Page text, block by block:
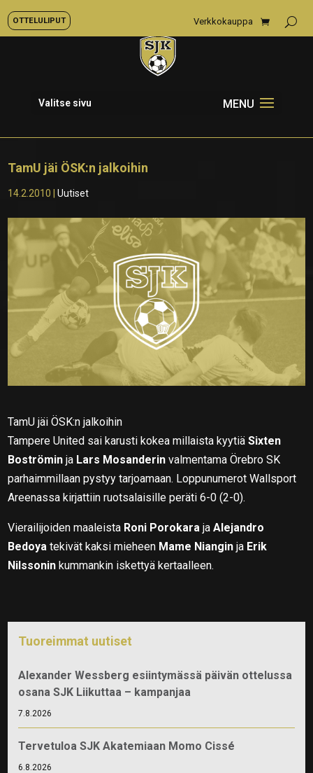
OTTELULIPUT Verkkokauppa
Valitse sivu
TamU jäi ÖSK:n jalkoihin
14.2.2010 |Uutiset
TamU jäi ÖSK:n jalkoihin
Tampere United sai karusti kokea millaista kyytiäSixten
Boströmin ja Lars Mosanderin valmentama Örebro SK
parhaimmillaan pystyy tarjoamaan. Loppunumerot Wallsport
Areenassa kirjattiin ruotsalaisille peräti 6-0 (2-0).
Vierailijoiden maaleista Roni Porokara jaAlejandro
Bedoya tekivät kaksi mieheen Mame Niangin ja Erik
Nilssonin kummankin iskettyä kertaalleen.
Tuoreimmat uutiset
Alexander Wessberg esiintymässä päivän ottelussa
osana SJK Liikuttaa – kampanjaa
7.8.2026
Tervetuloa SJK Akatemiaan Momo Cissé
6.8.2026